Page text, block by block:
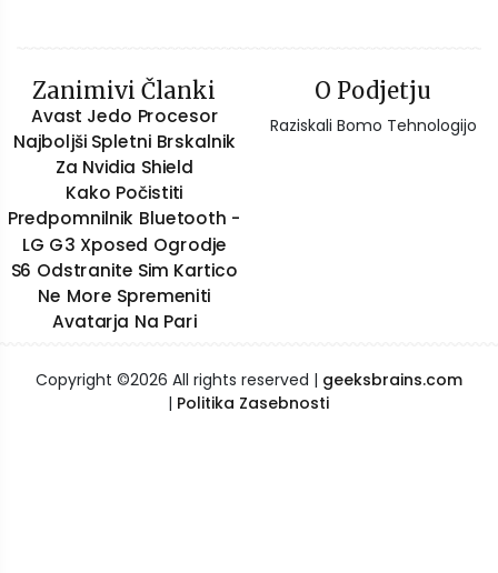
Zanimivi Članki
Avast Jedo Procesor
Najboljši Spletni Brskalnik
Za Nvidia Shield
Kako Počistiti
Predpomnilnik Bluetooth -
LG G3 Xposed Ogrodje
S6 Odstranite Sim Kartico
Ne More Spremeniti
Avatarja Na Pari
O Podjetju
Raziskali Bomo Tehnologijo
Copyright ©2026 All rights reserved | geeksbrains.com
| Politika Zasebnosti